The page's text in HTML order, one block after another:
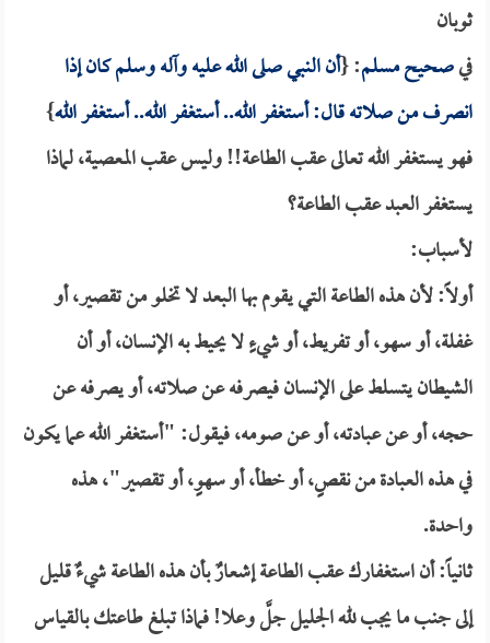
ثوبان
فيصحيح مسلم: {أن النبي صلى الله عليه وآله وسلم كان إذا
انصرف من صلاته قال: أستغفر الله.. أستغفر الله.. أستغفر الله}
فهو يستغفر الله تعالى عقب الطاعة!! وليس عقب المعصية، لماذا
يستغفر العبد عقب الطاعة؟
لأسباب:
أولاً: لأن هذه الطاعة التي يقوم بها البعد لا تخلو من تقصير، أو
غفلة، أو سهو، أو تفريط، أو شيءٍ لا يحيط به الإنسان، أو أن
الشيطان يتسلط على الإنسان فيصرفه عن صلاته، أو يصرفه عن
حجه، أو عن عبادته، أو عن صومه، فيقول: "أستغفر الله عما يكون
في هذه العبادة من نقصٍ، أو خطأ، أو سهوٍ، أو تقصير"، هذه
واحدة.
ثانياً: أن استغفارك عقب الطاعة إشعارٌ بأن هذه الطاعة شيءٌ قليل
إلى جنب ما يجب لله الجليل جلَّ وعلا! فماذا تبلغ طاعتك بالقياس